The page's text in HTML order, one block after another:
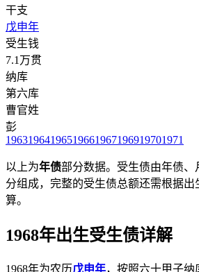
干支
戊申年
受生钱
7.1万贯
纳库
第六库
曹官姓
彭
19631964196519661967196919701971
以上为年债部分数据。受生债由年债、
分组成，完整的受生债总额还需根据
算。
1968年出生受生债详解
1968年为农历戊申年，按照六十甲子